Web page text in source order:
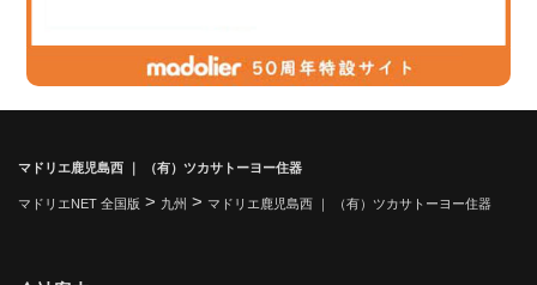
マドリエ鹿児島西 ｜ （有）ツカサトーヨー住器
マドリエNET 全国版 > 九州 > マドリエ鹿児島西 ｜ （有）ツカサトーヨー住器